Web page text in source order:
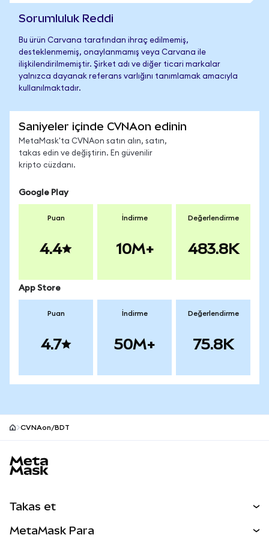
Sorumluluk Reddi
Bu ürün Carvana tarafından ihraç edilmemiş,
desteklenmemiş, onaylanmamış veya Carvana ile
ilişkilendirilmemiştir. Şirket adı ve diğer ticari markalar
yalnızca dayanak referans varlığını tanımlamak amacıyla
kullanılmaktadır.
Saniyeler içinde CVNAon edinin
MetaMask'ta CVNAon satın alın, satın,
takas edin ve değiştirin. En güvenilir
kripto cüzdanı.
Google Play
Puan
4.4
İndirme
10M+
Değerlendirme
483.8K
App Store
Puan
4.7
İndirme
50M+
Değerlendirme
75.8K
CVNAon/BDT
Takas et
MetaMask Para